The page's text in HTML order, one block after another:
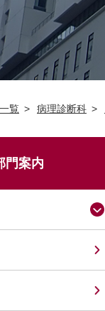
覧 病理診断科
門案内